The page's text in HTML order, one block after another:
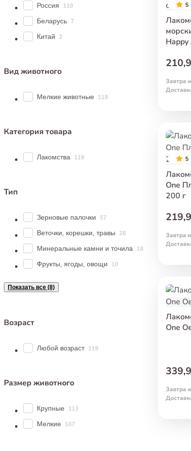
Россия 110
Беларусь 7
Китай 2
Вид животного
Мелкие животные 119
Категория товара
Лакомства 119
Тип
Зерновые палочки 57
Веточки, корешки, травы 28
Минеральные камни и точила 18
Фрукты, ягоды, овощи 10
Показать все (8)
Возраст
Любой возраст 119
Размер животного
Крупные 113
Мелкие 107
5
Завтра
5
One
200 г
Завтра
One
Завтра